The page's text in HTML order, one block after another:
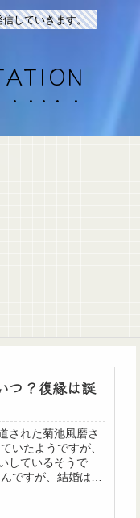
していきます。
つ？復縁は誕
された菊池風磨さ
いたようですが、
しているそうで
ですが、結婚はい